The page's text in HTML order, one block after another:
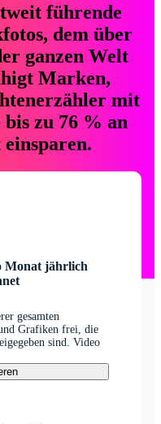
führende
dem über
ganzen Welt
Marken,
mit
zu 76 % an
Monat jährlich
gesamten
Grafiken frei, die
sind. Video